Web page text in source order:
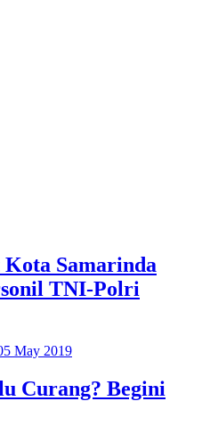
Samarinda
TNI-Polri
May 2019
Curang? Begini